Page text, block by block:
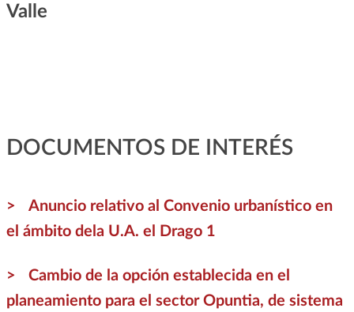
Valle
DOCUMENTOS DE INTERÉS
Anuncio relativo al Convenio urbanístico en
el ámbito dela U.A. el Drago 1
Cambio de la opción establecida en el
planeamiento para el sector Opuntia, de sistema